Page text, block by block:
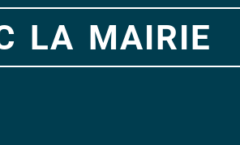
la mairie